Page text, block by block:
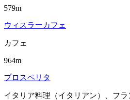
579m
ウィスラーカフェ
カフェ
964m
プロスペリタ
イタリア料理（イタリアン）、フ